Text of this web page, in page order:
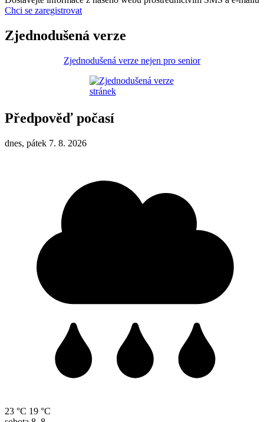
Chci se zaregistrovat
Zjednodušená verze
Zjednodušená verze nejen pro senior
Předpověď počasí
dnes, pátek 7. 8. 2026
23 °C 19 °C